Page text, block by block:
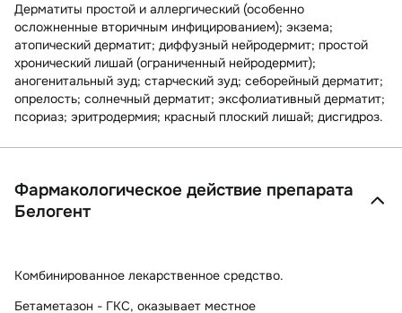
Дерматиты простой и аллергический (особенно
осложненные вторичным инфицированием); экзема;
атопический дерматит; диффузный нейродермит; простой
хронический лишай (ограниченный нейродермит);
аногенитальный зуд; старческий зуд; себорейный дерматит;
опрелость; солнечный дерматит; эксфолиативный дерматит;
псориаз; эритродермия; красный плоский лишай; дисгидроз.
Фармакологическое действие препарата
Белогент
Комбинированное лекарственное средство.
Бетаметазон - ГКС, оказывает местное